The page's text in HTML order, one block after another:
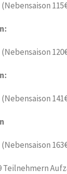
Teilnehmern